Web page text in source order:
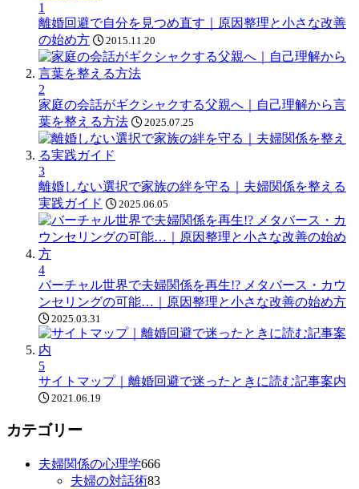
1
離婚回避で自分を見つめ直す｜原因整理と小さな改善
の始め方
2015.11.20
2
家庭の会話がギクシャクする父親へ｜自己理解から言
葉を整える方法
2025.07.25
3
離婚しない選択で家族の絆を守る｜夫婦関係を整える
実践ガイド
2025.06.05
4
バーチャル世界で夫婦関係を再生!? メタバース・カウ
ンセリングの可能…｜原因整理と小さな改善の始め方
2025.03.31
5
サイトマップ｜離婚回避で迷ったときに読む記事案内
2021.06.19
カテゴリー
夫婦関係の心理学666
夫婦の対話術83